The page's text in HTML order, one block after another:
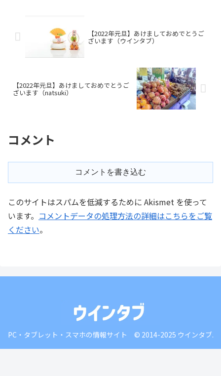
【2022年元旦】あけましておめでとうご
ざいます（ウインタブ）
【2022年元旦】あけましておめでとうご
ざいます（natsuki）
コメント
コメントを書き込む
このサイトはスパムを低減するために Akismet を使って
います。 コメントデータの処理方法の詳細はこちらをご覧
ください。
PC・タブレット・スマホの情報サイト © 2014-2025 ウインタブ.